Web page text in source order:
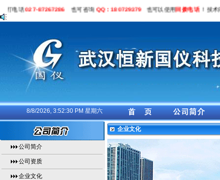
打电话027-87267286 也可咨询QQ：180729379 也可以使用回拨电话！技术
8/8/2026, 3:52:30 PM 星期六
公司简介
公司资质
企业文化
企业文化